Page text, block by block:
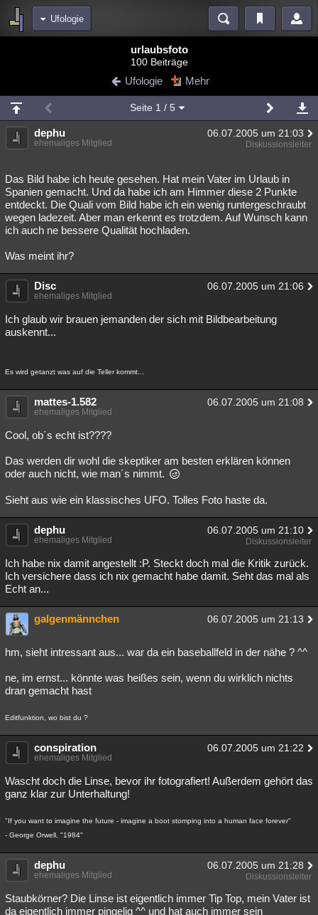
Ufologie
Blogs Videos
Chat Wiki Neuigkeiten
meine Rubriken
Menschen Mystery Kriminalfälle
Natur Umfragen Unterhaltung
weitere Rubriken
Philosophie Träume Orte Esoterik
Astronomie
Musik Clash Verbesserungen Allmystery English
Besucht
urlaubsfoto
100 Beiträge
Ufologie Mehr
Seite 1 / 5
dephu 06.07.2005 um 21:03
ehemaliges Mitglied Diskussionsleiter
Das Bild habe ich heute gesehen. Hat mein Vater im Urlaub in
Spanien gemacht. Und da habe ich am Himmer diese 2 Punkte
entdeckt. Die Quali vom Bild habe ich ein wenig runtergeschraubt
wegen ladezeit. Aber man erkennt es trotzdem. Auf Wunsch kann
ich auch ne bessere Qualität hochladen.
Was meint ihr?
Disc 06.07.2005 um 21:06
ehemaliges Mitglied
Ich glaub wir brauen jemanden der sich mit Bildbearbeitung
auskennt...
Es wird getanzt was auf die Teller kommt...
mattes-1.582 06.07.2005 um 21:08
ehemaliges Mitglied
Cool, ob´s echt ist????
Das werden dir wohl die skeptiker am besten erklären können
oder auch nicht, wie man´s nimmt.
Sieht aus wie ein klassisches UFO. Tolles Foto haste da.
dephu 06.07.2005 um 21:10
ehemaliges Mitglied Diskussionsleiter
Ich habe nix damit angestellt :P. Steckt doch mal die Kritik zurück.
Ich versichere dass ich nix gemacht habe damit. Seht das mal als
Echt an...
galgenmännchen 06.07.2005 um 21:13
hm, sieht intressant aus... war da ein baseballfeld in der nähe ? ^^
ne, im ernst... könnte was heißes sein, wenn du wirklich nichts
dran gemacht hast
Editfunktion, wo bist du ?
conspiration 06.07.2005 um 21:22
ehemaliges Mitglied
Wascht doch die Linse, bevor ihr fotografiert! Außerdem gehört das
ganz klar zur Unterhaltung!
"If you want to imagine the future - imagine a boot stomping into a human face forever"
- George Orwell, "1984"
dephu 06.07.2005 um 21:28
ehemaliges Mitglied Diskussionsleiter
Staubkörner? Die Linse ist eigentlich immer Tip Top, mein Vater ist
da eigentlich immer pingelig ^^ und hat auch immer sein